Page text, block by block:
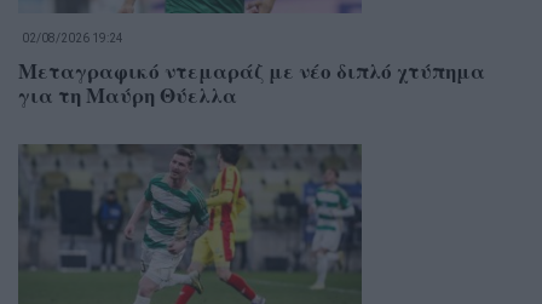
02/08/2026 19:24
Μεταγραφικό ντεμαράζ με νέο διπλό χτύπημα
για τη Μαύρη Θύελλα